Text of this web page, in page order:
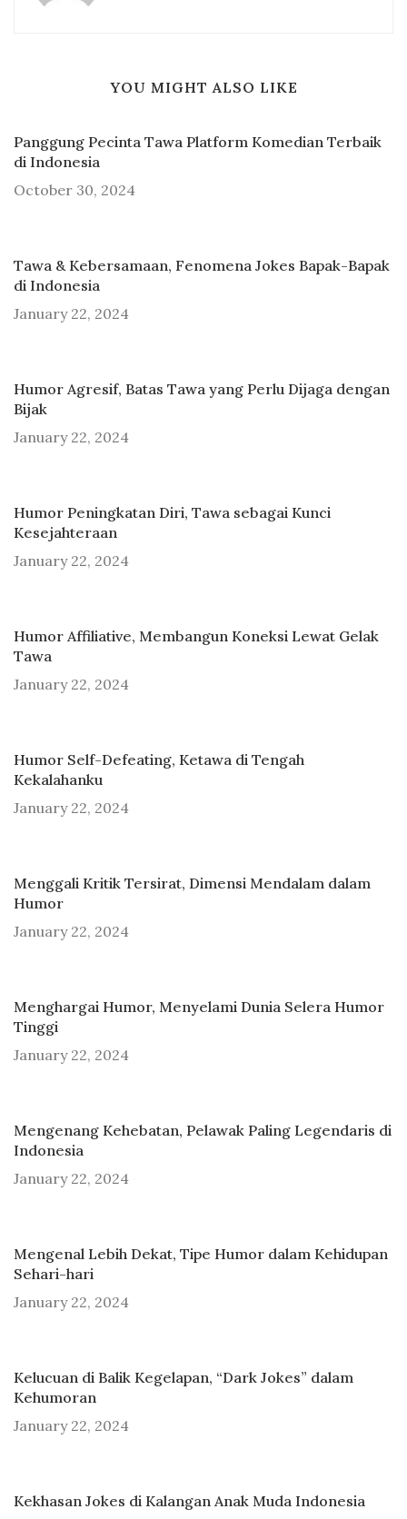
YOU MIGHT ALSO LIKE
Panggung Pecinta Tawa Platform Komedian Terbaik
di Indonesia
October 30, 2024
Tawa & Kebersamaan, Fenomena Jokes Bapak-Bapak
di Indonesia
January 22, 2024
Humor Agresif, Batas Tawa yang Perlu Dijaga dengan
Bijak
January 22, 2024
Humor Peningkatan Diri, Tawa sebagai Kunci
Kesejahteraan
January 22, 2024
Humor Affiliative, Membangun Koneksi Lewat Gelak
Tawa
January 22, 2024
Humor Self-Defeating, Ketawa di Tengah
Kekalahanku
January 22, 2024
Menggali Kritik Tersirat, Dimensi Mendalam dalam
Humor
January 22, 2024
Menghargai Humor, Menyelami Dunia Selera Humor
Tinggi
January 22, 2024
Mengenang Kehebatan, Pelawak Paling Legendaris di
Indonesia
January 22, 2024
Mengenal Lebih Dekat, Tipe Humor dalam Kehidupan
Sehari-hari
January 22, 2024
Kelucuan di Balik Kegelapan, “Dark Jokes” dalam
Kehumoran
January 22, 2024
Kekhasan Jokes di Kalangan Anak Muda Indonesia